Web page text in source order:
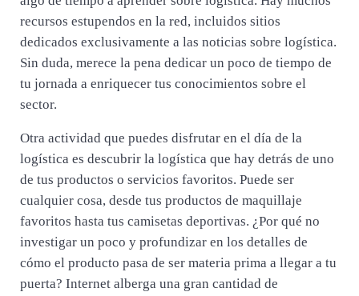
recursos estupendos en la red, incluidos sitios
dedicados exclusivamente a las noticias sobre logística.
Sin duda, merece la pena dedicar un poco de tiempo de
tu jornada a enriquecer tus conocimientos sobre el
sector.
Otra actividad que puedes disfrutar en el día de la
logística es descubrir la logística que hay detrás de uno
de tus productos o servicios favoritos. Puede ser
cualquier cosa, desde tus productos de maquillaje
favoritos hasta tus camisetas deportivas. ¿Por qué no
investigar un poco y profundizar en los detalles de
cómo el producto pasa de ser materia prima a llegar a tu
puerta? Internet alberga una gran cantidad de